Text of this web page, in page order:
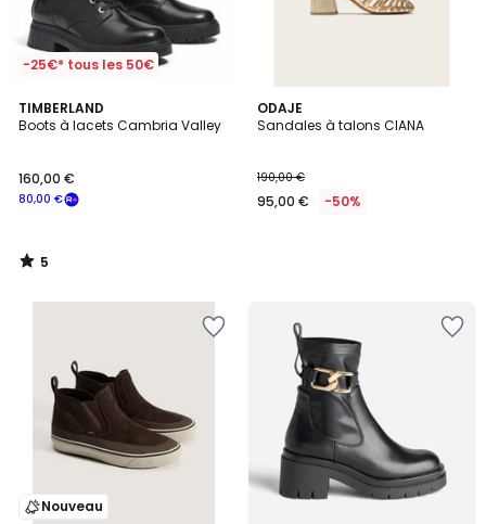
-25€* tous les 50€
TIMBERLAND
Boots à lacets Cambria Valley
80,00 €
160,00 €
5
/
5
/
ODAJE
Sandales à talons CIANA
190,00 €
95,00 € -50%
Nouveau